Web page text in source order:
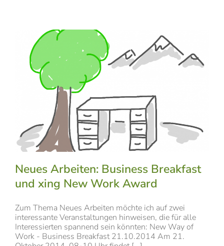
Neues Arbeiten: Business Breakfast
und xing New Work Award
Zum Thema Neues Arbeiten möchte ich auf zwei
interessante Veranstaltungen hinweisen, die für alle
Interessierten spannend sein könnten: New Way of
Work - Business Breakfast 21.10.2014 Am 21.